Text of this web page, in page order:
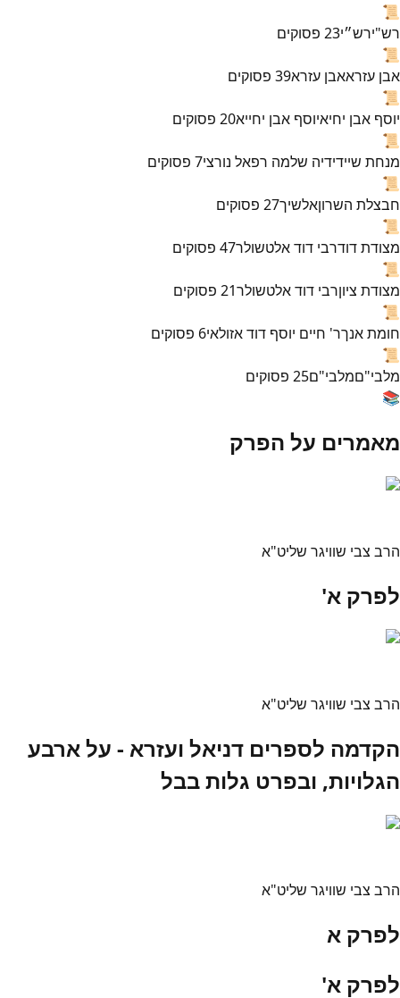
📜
רש"ירש״י23 פסוקים
📜
אבן עזראאבן עזרא39 פסוקים
📜
יוסף אבן יחיאיוסף אבן יחייא20 פסוקים
📜
מנחת שיידידיה שלמה רפאל נורצי7 פסוקים
📜
חבצלת השרוןאלשיך27 פסוקים
📜
מצודת דודרבי דוד אלטשולר47 פסוקים
📜
מצודת ציוןרבי דוד אלטשולר21 פסוקים
📜
חומת אנךר' חיים יוסף דוד אזולאי6 פסוקים
📜
מלבי"םמלבי"ם25 פסוקים
📚
מאמרים על הפרק
הרב צבי שוויגר שליט"א
לפרק א'
הרב צבי שוויגר שליט"א
הקדמה לספרים דניאל ועזרא - על ארבע
הגלויות, ובפרט גלות בבל
הרב צבי שוויגר שליט"א
לפרק א
לפרק א'